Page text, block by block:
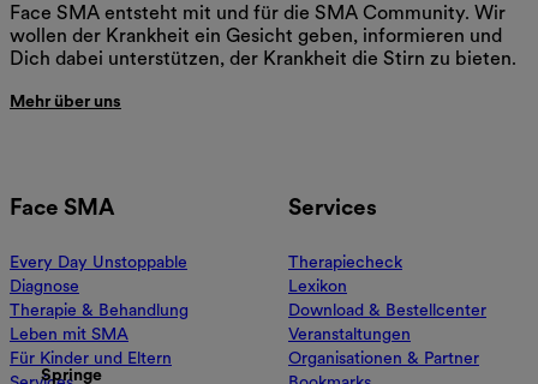
Springe
Face SMA entsteht mit und für die SMA Community. Wir
wollen der Krankheit ein Gesicht geben, informieren und
Dich dabei unterstützen, der Krankheit die Stirn zu bieten.
Mehr über uns
Face SMA
Every Day Unstoppable
Diagnose
Therapie & Behandlung
Leben mit SMA
Für Kinder und Eltern
Services
Therapiecheck
Lexikon
Download & Bestellcenter
Veranstaltungen
Organisationen & Partner